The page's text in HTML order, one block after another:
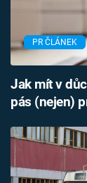
PR ČLÁNEK
Jak mít v
pás (nejen)